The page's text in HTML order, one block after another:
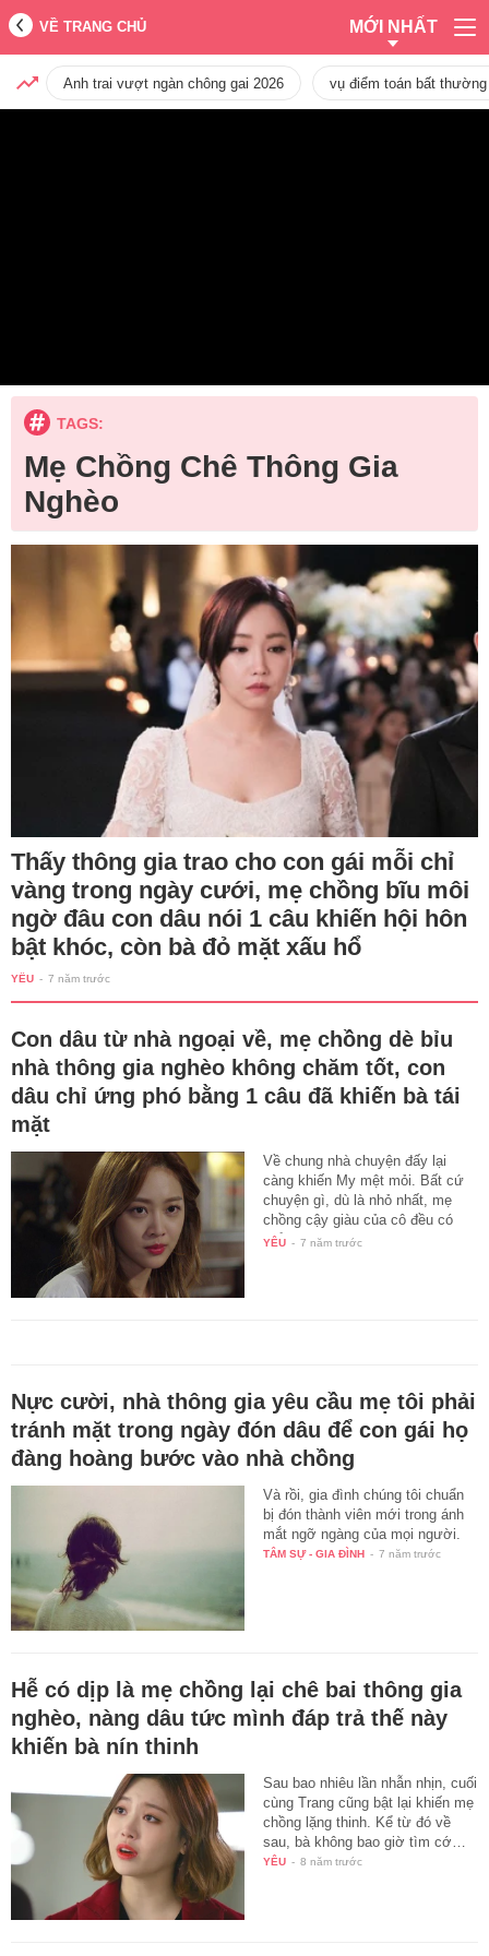
VỀ TRANG CHỦ MỚI NHẤT
Anh trai vượt ngàn chông gai 2026 vụ điểm toán bất
TAGS:
Mẹ Chồng Chê Thông Gia
Nghèo
Thấy thông gia trao cho con gái mỗi chỉ
vàng trong ngày cưới, mẹ chồng bĩu môi
ngờ đâu con dâu nói 1 câu khiến hội hôn
bật khóc, còn bà đỏ mặt xấu hổ
YÊU - 7 năm trước
Con dâu từ nhà ngoại về, mẹ chồng dè bỉu
nhà thông gia nghèo không chăm tốt, con
dâu chỉ ứng phó bằng 1 câu đã khiến bà tái
mặt
Về chung nhà chuyện đấy lại
càng khiến My mệt mỏi. Bất cứ
chuyện gì, dù là nhỏ nhất, mẹ
chồng cậy giàu của cô đều có
thể…
YÊU - 7 năm trước
Nực cười, nhà thông gia yêu cầu mẹ tôi phải
tránh mặt trong ngày đón dâu để con gái họ
đàng hoàng bước vào nhà chồng
Và rồi, gia đình chúng tôi chuẩn
bị đón thành viên mới trong ánh
mắt ngỡ ngàng của mọi người.
TÂM SỰ - GIA ĐÌNH - 7 năm trước
Hễ có dịp là mẹ chồng lại chê bai thông gia
nghèo, nàng dâu tức mình đáp trả thế này
khiến bà nín thinh
Sau bao nhiêu lần nhẫn nhịn, cuối
cùng Trang cũng bật lại khiến mẹ
chồng lặng thinh. Kể từ đó về
sau, bà không bao giờ tìm cớ…
YÊU - 8 năm trước